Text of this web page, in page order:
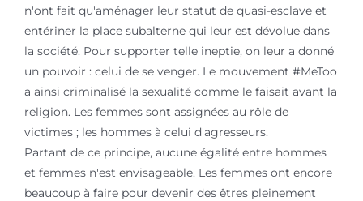
n'ont fait qu'aménager leur statut de quasi-esclave et
entériner la place subalterne qui leur est dévolue dans
la société. Pour supporter telle ineptie, on leur a donné
un pouvoir : celui de se venger. Le mouvement #MeToo
a ainsi criminalisé la sexualité comme le faisait avant la
religion. Les femmes sont assignées au rôle de
victimes ; les hommes à celui d'agresseurs.
Partant de ce principe, aucune égalité entre hommes
et femmes n'est envisageable. Les femmes ont encore
beaucoup à faire pour devenir des êtres pleinement